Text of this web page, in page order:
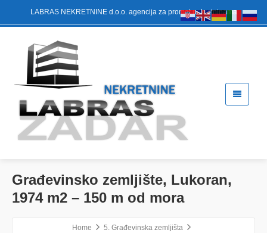
LABRAS NEKRETNINE d.o.o. agencija za promet nekretninama
Građevinsko zemljište, Lukoran,
1974 m2 – 150 m od mora
Home
5. Građevinska zemljišta